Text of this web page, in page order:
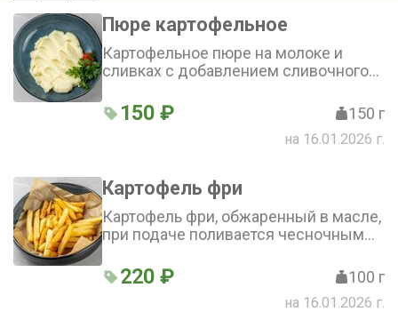
Пюре картофельное
Картофельное пюре на молоке и
сливках с добавлением сливочного
150 ₽ 150 г
на 16.01.2026 г.
Картофель фри
Картофель фри, обжаренный в масле,
при подаче поливается чесночным
220 ₽ 100 г
на 16.01.2026 г.